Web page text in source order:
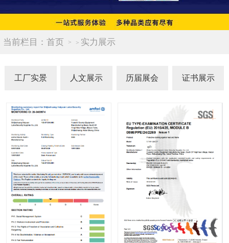
当前栏目： 首页 > 实力展示
工厂实景 人文展示 历届展会 证书展示